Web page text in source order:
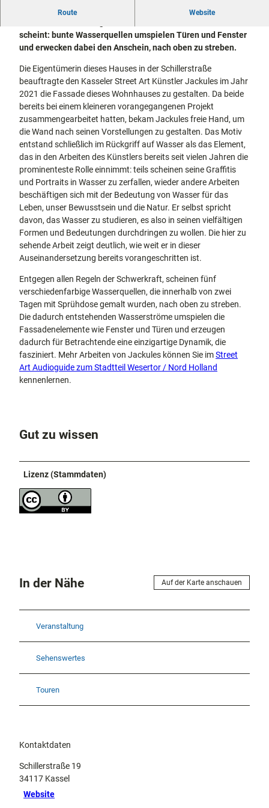
Musee
n,
en und
Sonde
rausst
ellung
en
Street
Art
Theat
er und
Bühne
nkunst
fahren in
Kassel
im
Grünen
Kassel
mit
Gastronomie
und
Shopping
Unterkünfte
Ausflugsziele
in der Region
Häufig
gestellte
Fragen
Route Website
2021 setzte der Kassler Künstler Jackules ein Kunstwerk
scheint: bunte Wasserquellen umspielen Türen und Fenster
und erwecken dabei den Anschein, nach oben zu streben.
Die Eigentümerin dieses Hauses in der Schillerstraße
beauftragte den Kasseler Street Art Künstler Jackules im Jahr
2021 die Fassade dieses Wohnhauses zu gestalten. Da beide
bereits bei einem kleineren vorangegangenen Projekt
zusammengearbeitet hatten, bekam Jackules freie Hand, um
die Wand nach seinen Vorstellungen zu gestalten. Das Motiv
entstand schließlich im Rückgriff auf Wasser als das Element,
das in den Arbeiten des Künstlers bereits seit vielen Jahren die
prominenteste Rolle einnimmt: teils scheinen seine Graffitis
und Portraits in Wasser zu zerfallen, wieder andere Arbeiten
beschäftigen sich mit der Bedeutung von Wasser für das
Leben, unser Bewusstsein und die Natur. Er selbst spricht
davon, das Wasser zu studieren, es also in seinen vielfältigen
Formen und Bedeutungen durchdringen zu wollen. Die hier zu
sehende Arbeit zeigt deutlich, wie weit er in dieser
Auseinandersetzung bereits vorangeschritten ist.
Entgegen allen Regeln der Schwerkraft, scheinen fünf
verschiedenfarbige Wasserquellen, die innerhalb von zwei
Tagen mit Sprühdose gemalt wurden, nach oben zu streben.
Die dadurch entstehenden Wasserströme umspielen die
Fassadenelemente wie Fenster und Türen und erzeugen
dadurch für Betrachtende eine einzigartige Dynamik, die
fasziniert. Mehr Arbeiten von Jackules können Sie imStreet
Art Audioguide zum Stadtteil Wesertor / Nord Holland
kennenlernen.
Gut zu wissen
Lizenz (Stammdaten)
In der Nähe Auf der Karte anschauen
Veranstaltung
Sehenswertes
Touren
Kontaktdaten
Schillerstraße 19
34117 Kassel
Website